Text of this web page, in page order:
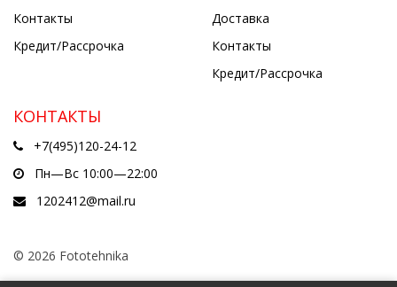
Контакты
Кредит/Рассрочка
Доставка
Контакты
Кредит/Рассрочка
КОНТАКТЫ
+7(495)120-24-12
Пн—Вс 10:00—22:00
1202412@mail.ru
© 2026 Fototehnika